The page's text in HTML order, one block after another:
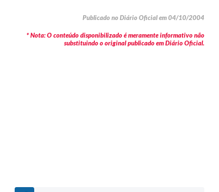
Publicado no Diário Oficial em 04/10/2004
* Nota: O conteúdo disponibilizado é meramente informativo não
substituindo o original publicado em Diário Oficial.